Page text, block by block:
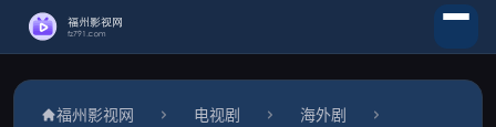
福州影视网 电视剧
海外剧